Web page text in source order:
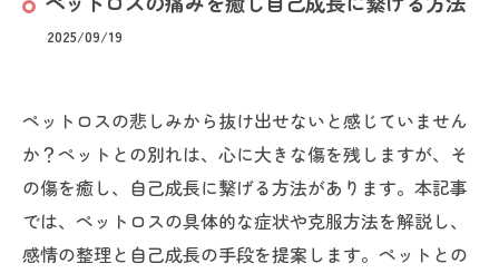
2025/09/19
ペットロスの悲しみから抜け出せないと感じていません
か？ペットとの別れは、心に大きな傷を残しますが、そ
の傷を癒し、自己成長に繋げる方法があります。本記事
では、ペットロスの具体的な症状や克服方法を解説し、
感情の整理と自己成長の手段を提案します。ペットとの